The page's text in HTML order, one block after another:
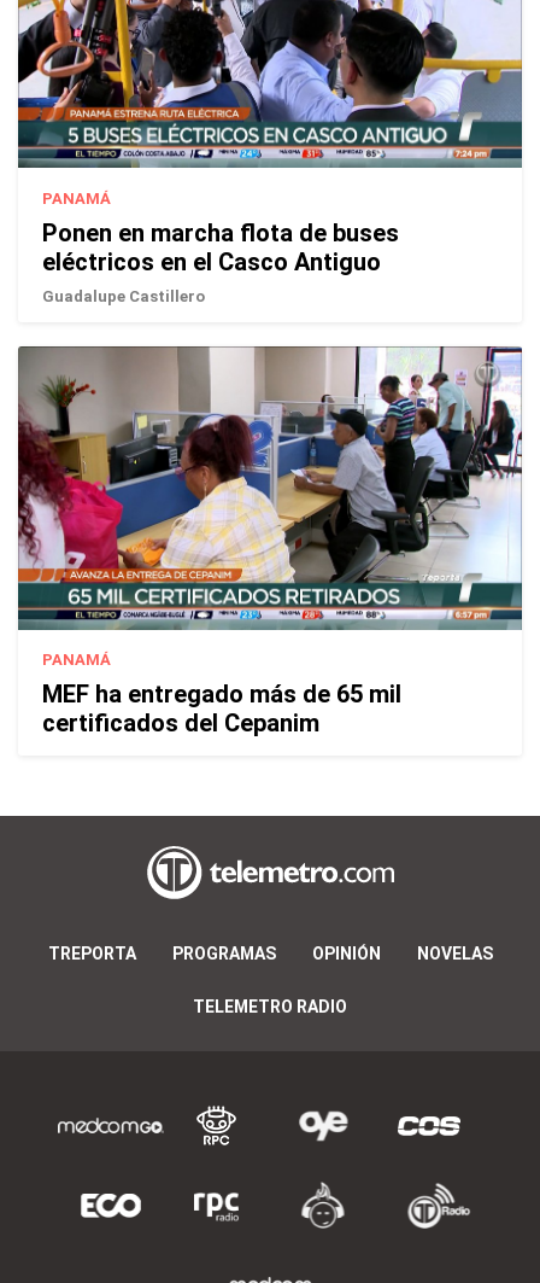
PANAMÁ
Ponen en marcha flota de buses
eléctricos en el Casco Antiguo
Guadalupe Castillero
PANAMÁ
MEF ha entregado más de 65 mil
certificados del Cepanim
TREPORTA PROGRAMAS OPINIÓN NOVELAS
TELEMETRO RADIO